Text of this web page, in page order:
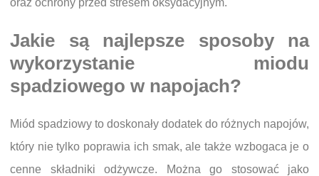
oraz ochrony przed stresem oksydacyjnym.
Jakie są najlepsze sposoby na
wykorzystanie miodu
spadziowego w napojach?
Miód spadziowy to doskonały dodatek do różnych napojów,
który nie tylko poprawia ich smak, ale także wzbogaca je o
cenne składniki odżywcze. Można go stosować jako